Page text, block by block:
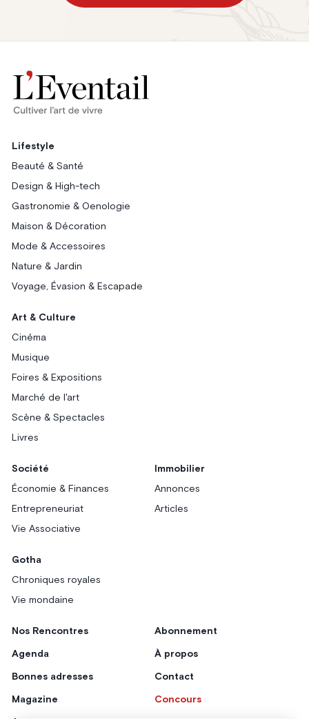
Lifestyle
Beauté & Santé
Design & High-tech
Gastronomie & Oenologie
Maison & Décoration
Mode & Accessoires
Nature & Jardin
Voyage, Évasion & Escapade
Art & Culture
Cinéma
Musique
Foires & Expositions
Marché de l'art
Scène & Spectacles
Livres
Société
Économie & Finances
Entrepreneuriat
Vie Associative
Immobilier
Annonces
Articles
Gotha
Chroniques royales
Vie mondaine
Nos Rencontres
Agenda
Bonnes adresses
Magazine
Abonnement
À propos
Contact
Concours